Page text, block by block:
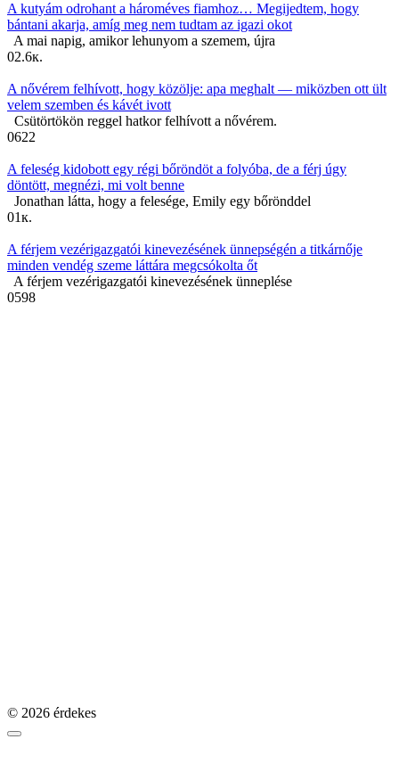
A kutyám odrohant a hároméves fiamhoz… Megijedtem, hogy
bántani akarja, amíg meg nem tudtam az igazi okot
A mai napig, amikor lehunyom a szemem, újra
02.6к.
A nővérem felhívott, hogy közölje: apa meghalt — miközben ott ült
velem szemben és kávét ivott
Csütörtökön reggel hatkor felhívott a nővérem.
0622
A feleség kidobott egy régi bőröndöt a folyóba, de a férj úgy
döntött, megnézi, mi volt benne
Jonathan látta, hogy a felesége, Emily egy bőrönddel
01к.
A férjem vezérigazgatói kinevezésének ünnepségén a titkárnője
minden vendég szeme láttára megcsókolta őt
A férjem vezérigazgatói kinevezésének ünneplése
0598
© 2026 érdekes